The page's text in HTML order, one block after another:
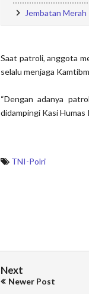
Jembatan
Saat patroli, anggota
selalu menjaga
“Dengan adanya
didampingi Kasi
TNI-Polri
Next
Newer Post